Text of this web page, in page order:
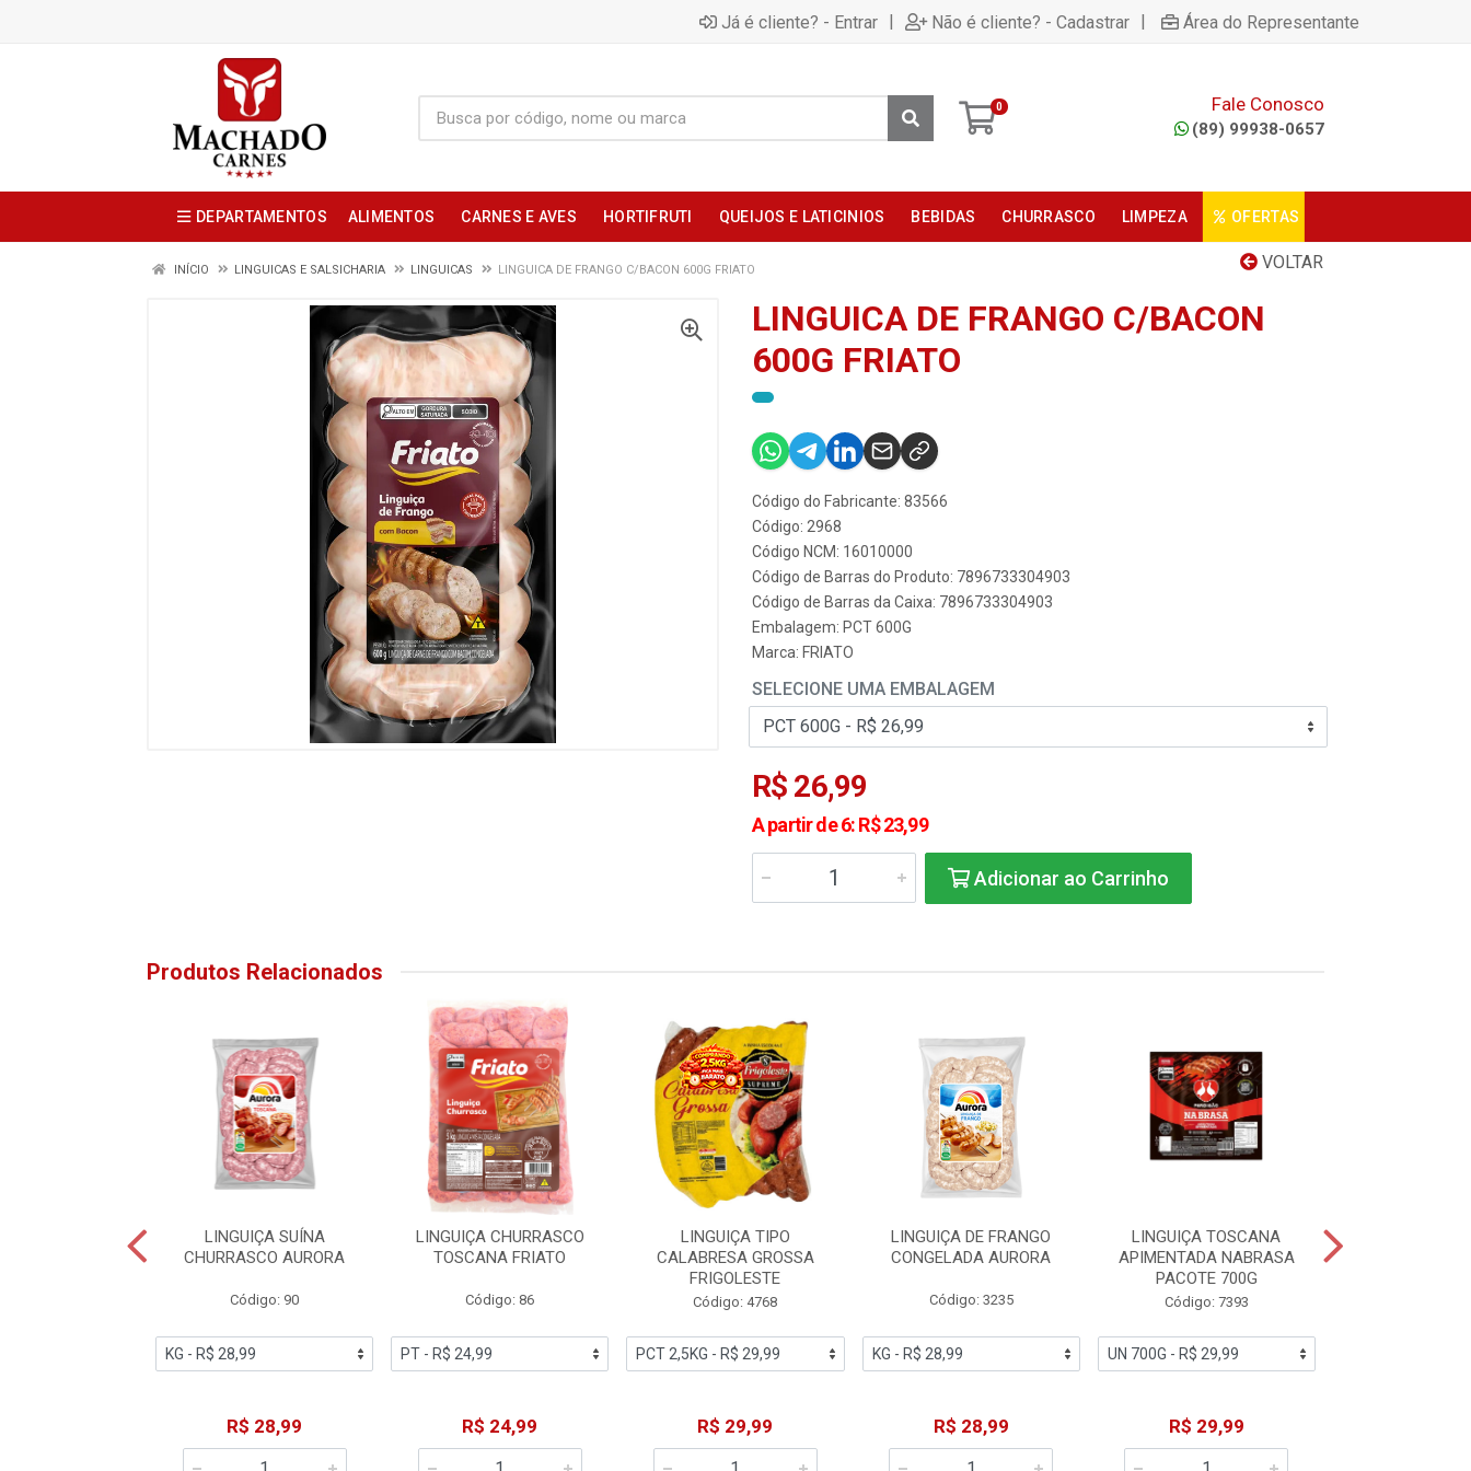
Já é cliente? - Entrar | Não é cliente? - Cadastrar | Área do Representante
0 Fale Conosco
(89) 99938-0657
DEPARTAMENTOS ALIMENTOS CARNES E AVES HORTIFRUTI QUEIJOS E LATICINIOS BEBIDAS CHURRASCO LIMPEZA OFERTAS
VOLTAR
INÍCIO LINGUICAS E SALSICHARIA LINGUICAS LINGUICA DE FRANGO C/BACON 600G FRIATO
LINGUICA DE FRANGO C/BACON
600G FRIATO
Código do Fabricante: 83566
Código: 2968
Código NCM: 16010000
Código de Barras do Produto: 7896733304903
Código de Barras da Caixa: 7896733304903
Embalagem: PCT 600G
Marca: FRIATO
SELECIONE UMA EMBALAGEM
R$ 26,99
A partir de 6: R$ 23,99
Adicionar ao Carrinho
Produtos Relacionados
LINGUIÇA SUÍNA
CHURRASCO AURORA
Código: 90
R$ 28,99
LINGUIÇA CHURRASCO
TOSCANA FRIATO
Código: 86
R$ 24,99
LINGUIÇA TIPO
CALABRESA GROSSA
FRIGOLESTE
Código: 4768
R$ 29,99
LINGUIÇA DE FRANGO
CONGELADA AURORA
Código: 3235
R$ 28,99
LINGUIÇA TOSCANA
APIMENTADA NABRASA
PACOTE 700G
Código: 7393
R$ 29,99